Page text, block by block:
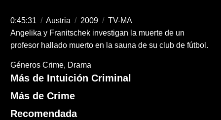
0:45:31 / Austria / 2009 / TV-MA
Angelika y Franitschek investigan la muerte de un
profesor hallado muerto en la sauna de su club de fútbol.
Géneros Crime Drama
Más de Intuición Criminal
Más de Crime
Recomendada